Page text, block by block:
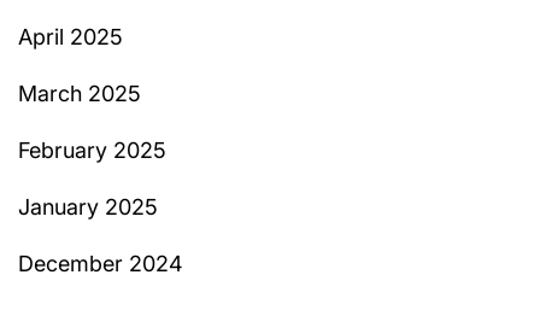
April 2025
March 2025
February 2025
January 2025
December 2024